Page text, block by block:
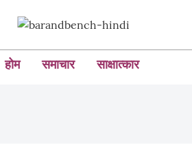
होम समाचार साक्षात्कार